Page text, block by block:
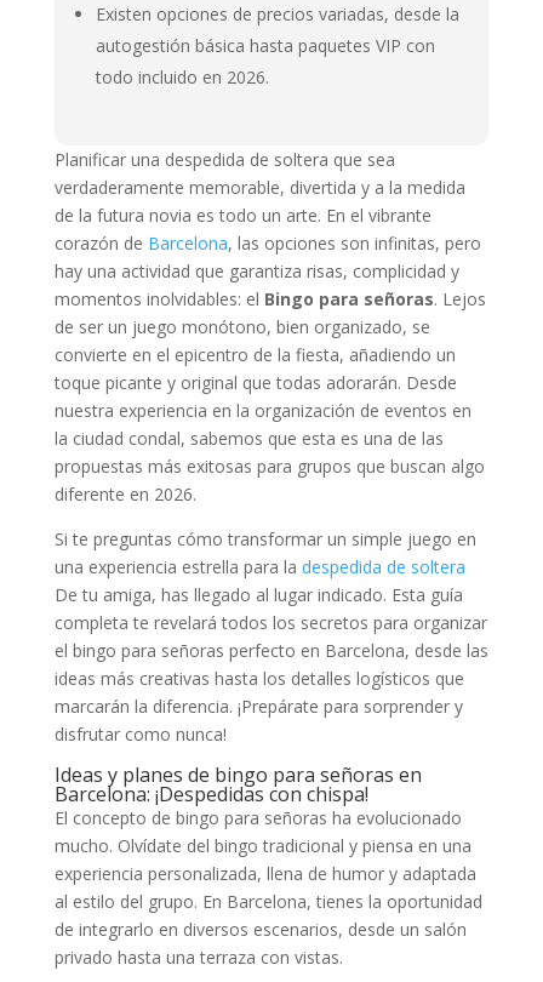
Existen opciones de precios variadas, desde la
autogestión básica hasta paquetes VIP con
todo incluido en 2026.
Planificar una despedida de soltera que sea
verdaderamente memorable, divertida y a la medida
de la futura novia es todo un arte. En el vibrante
corazón de Barcelona, las opciones son infinitas, pero
hay una actividad que garantiza risas, complicidad y
momentos inolvidables: el Bingo para señoras. Lejos
de ser un juego monótono, bien organizado, se
convierte en el epicentro de la fiesta, añadiendo un
toque picante y original que todas adorarán. Desde
nuestra experiencia en la organización de eventos en
la ciudad condal, sabemos que esta es una de las
propuestas más exitosas para grupos que buscan algo
diferente en 2026.
Si te preguntas cómo transformar un simple juego en
una experiencia estrella para la despedida de soltera
De tu amiga, has llegado al lugar indicado. Esta guía
completa te revelará todos los secretos para organizar
el bingo para señoras perfecto en Barcelona, desde las
ideas más creativas hasta los detalles logísticos que
marcarán la diferencia. ¡Prepárate para sorprender y
disfrutar como nunca!
Ideas y planes de bingo para señoras en
Barcelona: ¡Despedidas con chispa!
El concepto de bingo para señoras ha evolucionado
mucho. Olvídate del bingo tradicional y piensa en una
experiencia personalizada, llena de humor y adaptada
al estilo del grupo. En Barcelona, tienes la oportunidad
de integrarlo en diversos escenarios, desde un salón
privado hasta una terraza con vistas.